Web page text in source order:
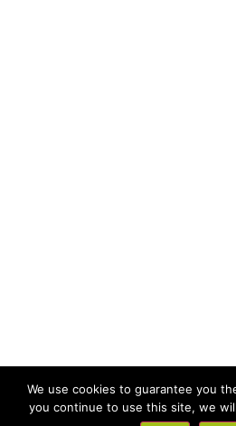
We use cookies to guarantee you
you continue to use this site, we